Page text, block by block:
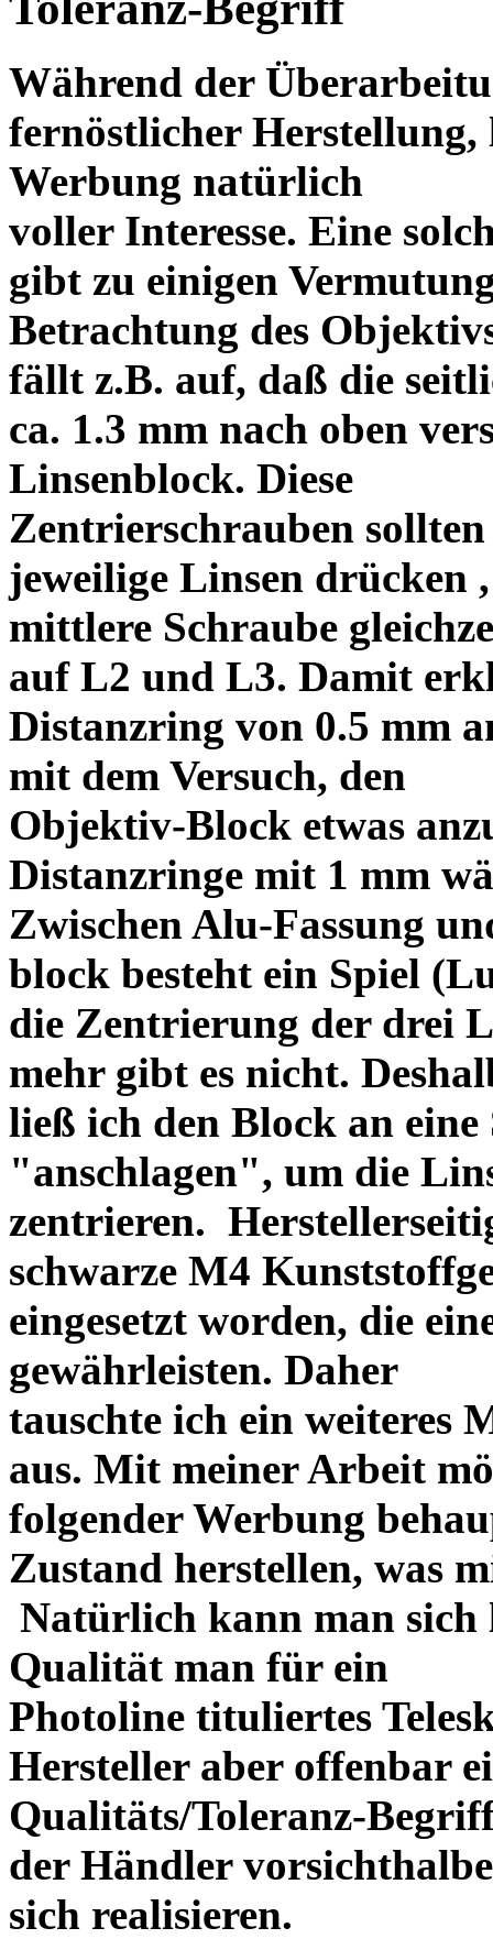
Während der
fernöstlicher Herstellung,
Werbung natürlich
voller Interesse. Eine
gibt zu einigen
Betrachtung des
fällt z.B. auf, daß die
ca. 1.3 mm nach oben
Linsenblock. Diese
Zentrierschrauben
jeweilige Linsen drücken
mittlere Schraube
auf L2 und L3. Damit
Distanzring von 0.5 mm
mit dem Versuch, den
Objektiv-Block etwas
Distanzringe mit 1 mm
Zwischen Alu-Fassung
block besteht ein Spiel
die Zentrierung der drei
mehr gibt es nicht.
ließ ich den Block an eine
"anschlagen", um die
zentrieren.
schwarze M4
eingesetzt worden, die
gewährleisten. Daher
tauschte ich ein weiteres
aus. Mit meiner Arbeit
folgender Werbung
Zustand herstellen, was
Natürlich kann man sich
Qualität man für ein
Photoline tituliertes
Hersteller aber offenbar
Qualitäts/Toleranz-
der Händler
sich realisieren.